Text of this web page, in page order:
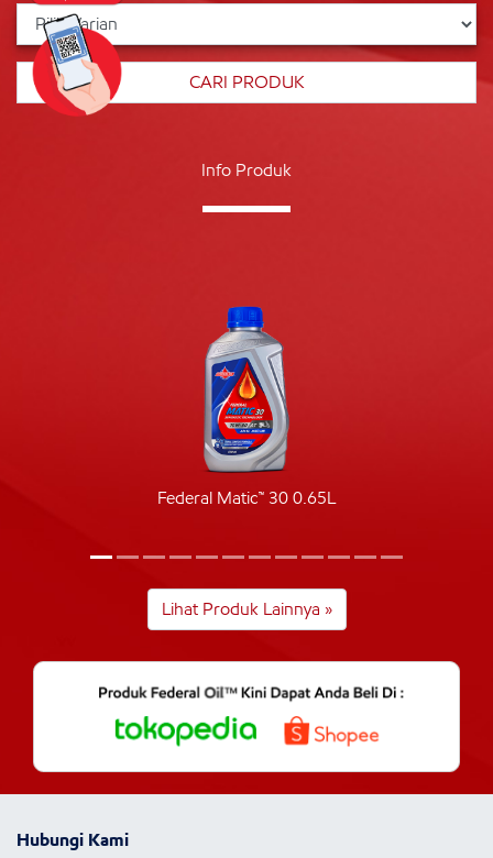
Info Produk
Federal Matic™ 30 0.65L
Lihat Produk Lainnya »
Hubungi Kami